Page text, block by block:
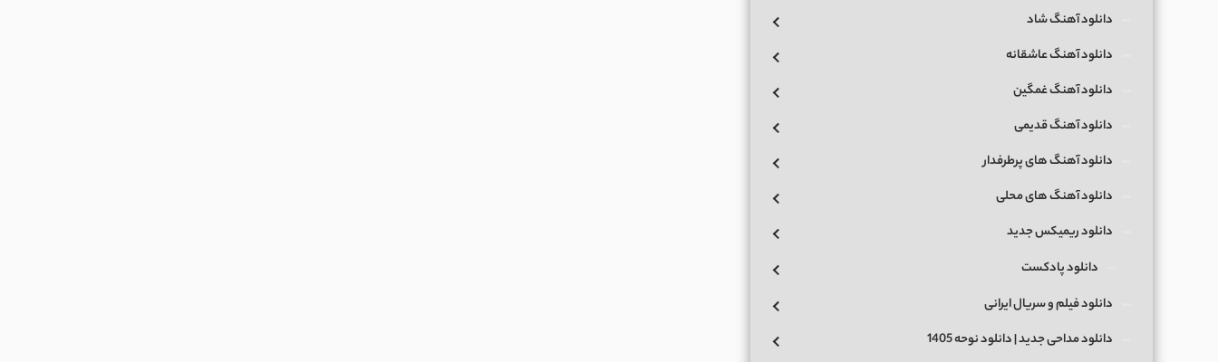
دانلود آهنگ شاد
دانلود آهنگ عاشقانه
دانلود آهنگ غمگین
دانلود آهنگ قدیمی
دانلود آهنگ های پرطرفدار
دانلود آهنگ های محلی
دانلود ریمیکس جدید
دانلود پادکست
دانلود فیلم و سریال ایرانی
دانلود مداحی جدید | دانلود نوحه 1405